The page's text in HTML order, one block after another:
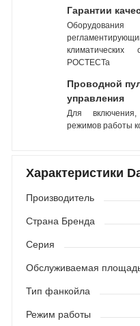
Гарантии
климатических
РОСТЕСТа
Проводной
управления
Для
режимов работы
Характеристики
Производитель
Страна Бренда
Серия
Обслуживаемая
Тип фанкойла
Режим работы